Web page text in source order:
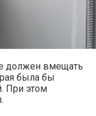
должен вмещать
была бы
При этом